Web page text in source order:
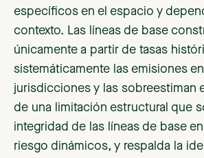
específicos en el espacio y
contexto. Las líneas de base
únicamente a partir de tasas
sistemáticamente las emisiones
jurisdicciones y las sobreestiman
de una limitación estructural que
integridad de las líneas de base
riesgo dinámicos, y respalda la